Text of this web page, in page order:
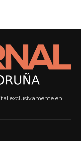
exclusivamente en